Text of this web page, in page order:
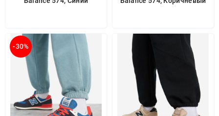
-30%